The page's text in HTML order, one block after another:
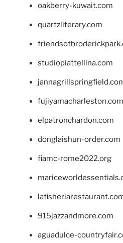
oakberry-kuwait.com
quartzliterary.com
studiopiattellina.com
fujiyamacharleston.com
elpatronchardon.com
donglaishun-order.com
fiamc-rome2022.org
915jazzandmore.com
aguadulce-